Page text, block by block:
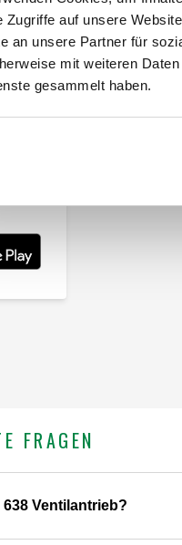
Zugriffe auf unsere
an unsere Partner für
mit weiteren
gesammelt haben.
FRAGEN
Ventilantrieb?